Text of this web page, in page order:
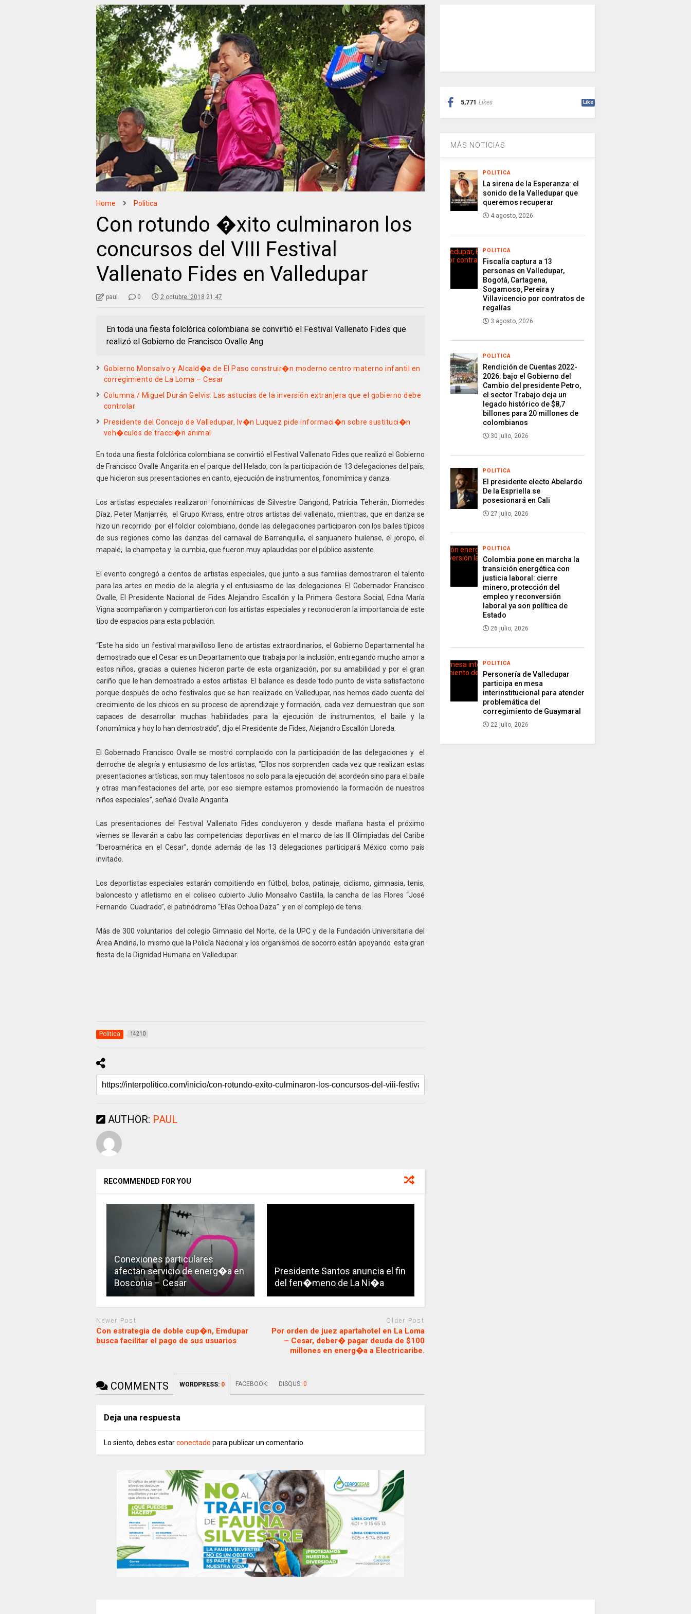
Home Politica
Con rotundo �xito culminaron los
concursos del VIII Festival
Vallenato Fides en Valledupar
paul 0 2 octubre, 2018 21:47
En toda una fiesta folclórica colombiana se convirtió el Festival Vallenato Fides que
realizó el Gobierno de Francisco Ovalle Ang
Gobierno Monsalvo y Alcald�a de El Paso construir�n moderno centro materno infantil en
corregimiento de La Loma – Cesar
Columna / Miguel Durán Gelvis: Las astucias de la inversión extranjera que el gobierno debe
controlar
Presidente del Concejo de Valledupar, Iv�n Luquez pide informaci�n sobre sustituci�n
veh�culos de tracci�n animal
En toda una fiesta folclórica colombiana se convirtió el Festival Vallenato Fides que realizó el Gobierno
de Francisco Ovalle Angarita en el parque del Helado, con la participación de 13 delegaciones del país,
que hicieron sus presentaciones en canto, ejecución de instrumentos, fonomímica y danza.
Los artistas especiales realizaron fonomímicas de Silvestre Dangond, Patricia Teherán, Diomedes
Díaz, Peter Manjarrés, el Grupo Kvrass, entre otros artistas del vallenato, mientras, que en danza se
hizo un recorrido por el folclor colombiano, donde las delegaciones participaron con los bailes típicos
de sus regiones como las danzas del carnaval de Barranquilla, el sanjuanero huilense, el joropo, el
mapalé, la champeta y la cumbia, que fueron muy aplaudidas por el público asistente.
El evento congregó a cientos de artistas especiales, que junto a sus familias demostraron el talento
para las artes en medio de la alegría y el entusiasmo de las delegaciones. El Gobernador Francisco
Ovalle, El Presidente Nacional de Fides Alejandro Escallón y la Primera Gestora Social, Edna María
Vigna acompañaron y compartieron con los artistas especiales y reconocieron la importancia de este
tipo de espacios para esta población.
“Este ha sido un festival maravilloso lleno de artistas extraordinarios, el Gobierno Departamental ha
demostrado que el Cesar es un Departamento que trabaja por la inclusión, entregando mucho amor a
estos niños, gracias a quienes hicieron parte de esta organización, por su amabilidad y por el gran
cariño que le han demostrado a estos artistas. El balance es desde todo punto de vista satisfactorio
porque después de ocho festivales que se han realizado en Valledupar, nos hemos dado cuenta del
crecimiento de los chicos en su proceso de aprendizaje y formación, cada vez demuestran que son
capaces de desarrollar muchas habilidades para la ejecución de instrumentos, el baile y la
fonomímica y hoy lo han demostrado”, dijo el Presidente de Fides, Alejandro Escallón Lloreda.
El Gobernado Francisco Ovalle se mostró complacido con la participación de las delegaciones y el
derroche de alegría y entusiasmo de los artistas, “Ellos nos sorprenden cada vez que realizan estas
presentaciones artísticas, son muy talentosos no solo para la ejecución del acordeón sino para el baile
y otras manifestaciones del arte, por eso siempre estamos promoviendo la formación de nuestros
niños especiales”, señaló Ovalle Angarita.
Las presentaciones del Festival Vallenato Fides concluyeron y desde mañana hasta el próximo
viernes se llevarán a cabo las competencias deportivas en el marco de las III Olimpiadas del Caribe
“Iberoamérica en el Cesar”, donde además de las 13 delegaciones participará México como país
invitado.
Los deportistas especiales estarán compitiendo en fútbol, bolos, patinaje, ciclismo, gimnasia, tenis,
baloncesto y atletismo en el coliseo cubierto Julio Monsalvo Castilla, la cancha de las Flores “José
Fernando Cuadrado”, el patinódromo “Elías Ochoa Daza” y en el complejo de tenis.
Más de 300 voluntarios del colegio Gimnasio del Norte, de la UPC y de la Fundación Universitaria del
Área Andina, lo mismo que la Policía Nacional y los organismos de socorro están apoyando esta gran
fiesta de la Dignidad Humana en Valledupar.
Politica 14210
AUTHOR: PAUL
RECOMMENDED FOR YOU
Conexiones particulares
afectan servicio de energ�a en
Bosconia – Cesar
Presidente Santos anuncia el fin
del fen�meno de La Ni�a
Newer Post
Con estrategia de doble cup�n, Emdupar
busca facilitar el pago de sus usuarios
Older Post
Por orden de juez apartahotel en La Loma
– Cesar, deber� pagar deuda de $100
millones en energ�a a Electricaribe.
COMMENTS WORDPRESS: 0 FACEBOOK: DISQUS: 0
Deja una respuesta
Lo siento, debes estarconectado para publicar un comentario.
5,771 Likes Like
MÁS NOTICIAS
POLITICA
La sirena de la Esperanza: el
sonido de la Valledupar que
queremos recuperar
4 agosto, 2026
POLITICA
Fiscalía captura a 13
personas en Valledupar,
Bogotá, Cartagena,
Sogamoso, Pereira y
Villavicencio por contratos de
regalías
3 agosto, 2026
POLITICA
Rendición de Cuentas 2022-
2026: bajo el Gobierno del
Cambio del presidente Petro,
el sector Trabajo deja un
legado histórico de $8,7
billones para 20 millones de
colombianos
30 julio, 2026
POLITICA
El presidente electo Abelardo
De la Espriella se
posesionará en Cali
27 julio, 2026
POLITICA
Colombia pone en marcha la
transición energética con
justicia laboral: cierre
minero, protección del
empleo y reconversión
laboral ya son política de
Estado
26 julio, 2026
POLITICA
Personería de Valledupar
participa en mesa
interinstitucional para atender
problemática del
corregimiento de Guaymaral
22 julio, 2026